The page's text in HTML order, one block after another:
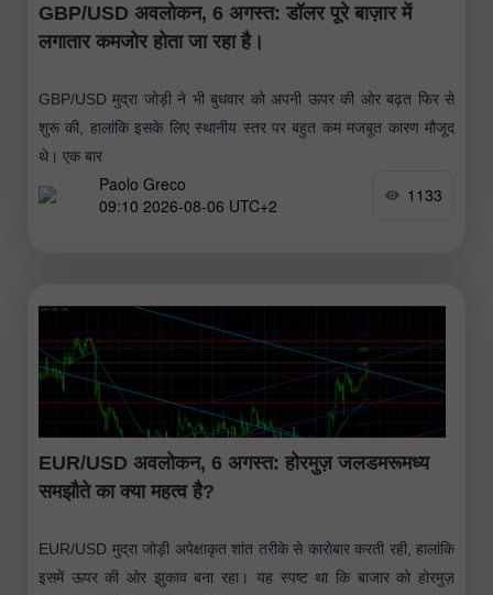
GBP/USD अवलोकन, 6 अगस्त: डॉलर पूरे बाज़ार में
लगातार कमजोर होता जा रहा है।
GBP/USD मुद्रा जोड़ी ने भी बुधवार को अपनी ऊपर की ओर बढ़त फिर से
शुरू की, हालांकि इसके लिए स्थानीय स्तर पर बहुत कम मजबूत कारण मौजूद
थे। एक बार
Paolo Greco
09:10 2026-08-06 UTC+2
1133
EUR/USD अवलोकन, 6 अगस्त: होरमुज़ जलडमरूमध्य
समझौते का क्या महत्व है?
EUR/USD मुद्रा जोड़ी अपेक्षाकृत शांत तरीके से कारोबार करती रही, हालांकि
इसमें ऊपर की ओर झुकाव बना रहा। यह स्पष्ट था कि बाजार को होरमुज़